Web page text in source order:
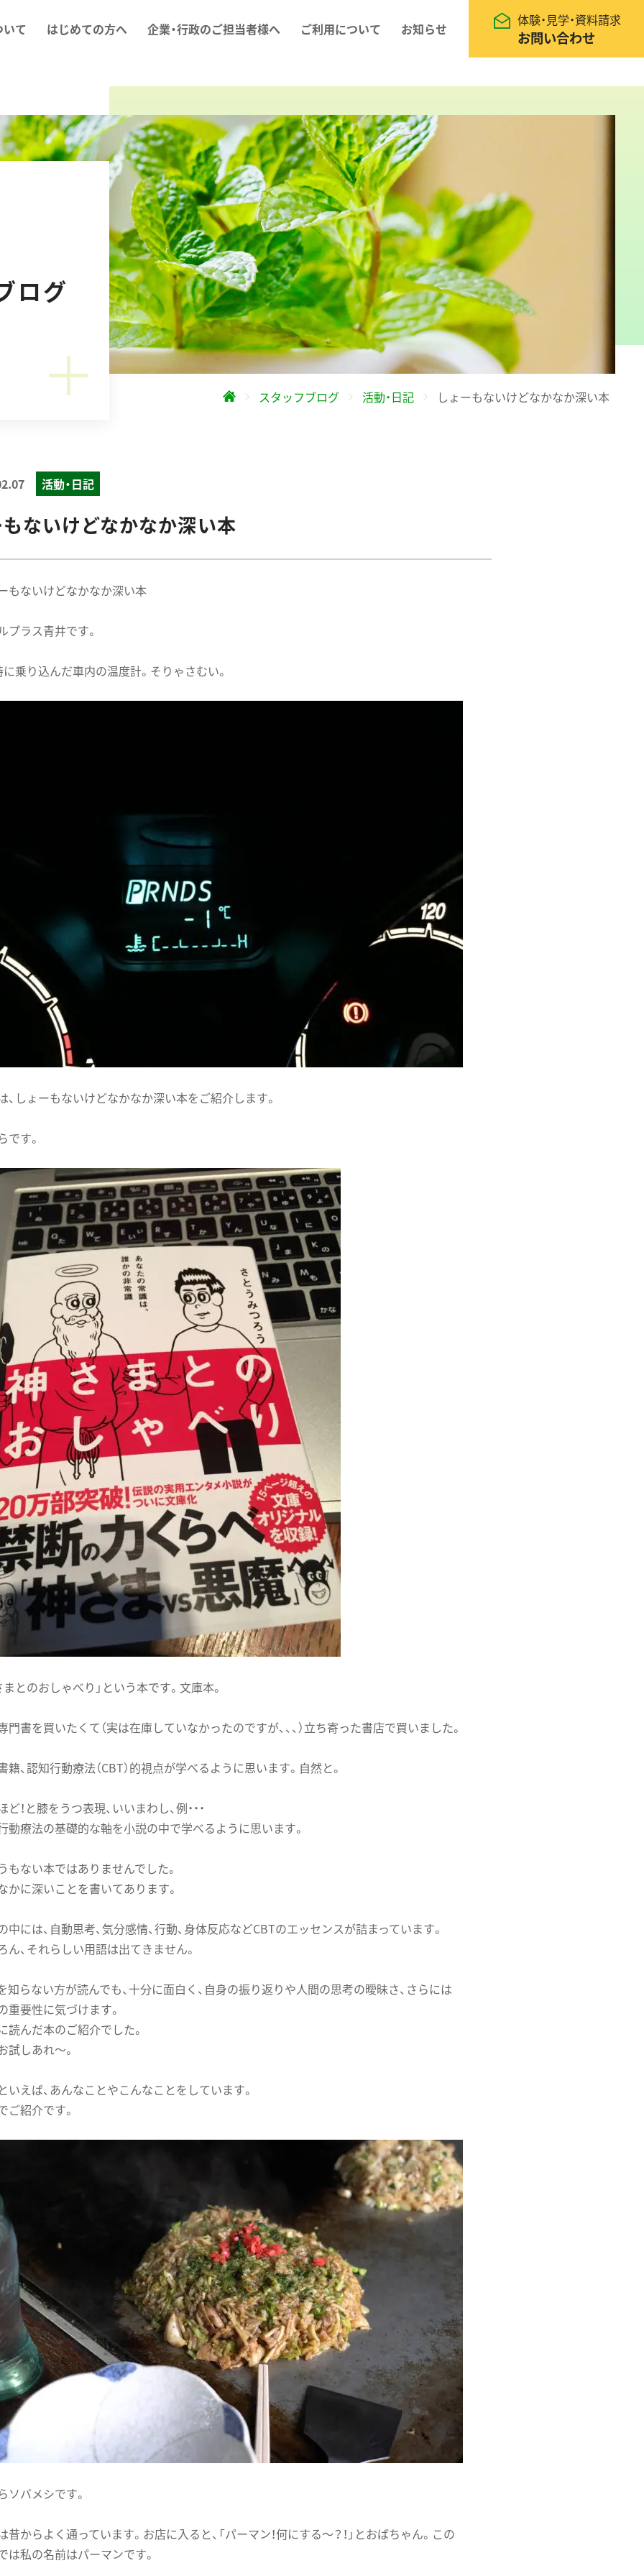
て はじめての方へ 企業・行政のご担当者様へ ご利用について お知らせ
体験・見学・資料請求
お問い合わせ
ログ
スタッフブログ 活動・日記 しょーもないけどなかなか深い本
活動・日記
ないけどなかなか深い本
もないけどなかなか深い本
プラス青井です。
乗り込んだ車内の温度計。そりゃさむい。
、しょーもないけどなかなか深い本をご紹介します。
です。
まとのおしゃべり」という本です。文庫本。
門書を買いたくて（実は在庫していなかったのですが、、、）立ち寄った書店で買いました。
籍、認知行動療法（CBT）的視点が学べるように思います。自然と。
ど！と膝をうつ表現、いいまわし、例・・・
動療法の基礎的な軸を小説の中で学べるように思います。
もない本ではありませんでした。
かに深いことを書いてあります。
中には、自動思考、気分感情、行動、身体反応などCBTのエッセンスが詰まっています。
ん、それらしい用語は出てきません。
知らない方が読んでも、十分に面白く、自身の振り返りや人間の思考の曖昧さ、さらには
重要性に気づけます。
読んだ本のご紹介でした。
試しあれ〜。
いえば、あんなことやこんなことをしています。
ご紹介です。
ソバメシです。
昔からよく通っています。お店に入ると、「パーマン！何にする〜？！」とおばちゃん。この
は私の名前はパーマンです。